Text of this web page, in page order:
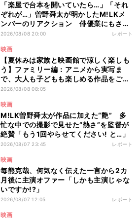
「楽屋で台本を開いていたら…」「それ
ぞれが…」曽野舜太が明かしたM!LKメ
ンバーのリアクション 俳優業にもさら
なる意欲
2026/08/08 20:00 レポート
映画
【夏休みは家族と映画館で涼しく楽しも
う】ファミリー編：アニメから実写ま
で、大人も子どもも楽しめる作品をご紹
介 - 編集部が注目する最新映画5選
2026/08/08 08:05
映画
M!LK曽野舜太が作品に加えた“艶” 多
忙な中での撮影で見せた“熱さ”を監督が
絶賛「もう1回やらせてください! と…」
2026/08/07 23:45 レポート
映画
毎熊克哉、何気なく伝えた一言から2カ
月後に主演オファー「しかも主演じゃな
いですか!?」
2026/08/07 12:05 レポート
映画